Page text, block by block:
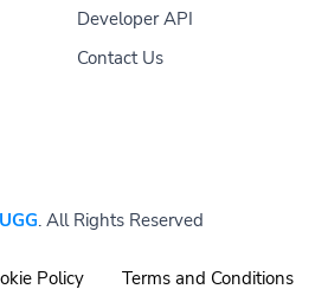
Developer API
Contact Us
. All Rights Reserved
Policy Terms and Conditions